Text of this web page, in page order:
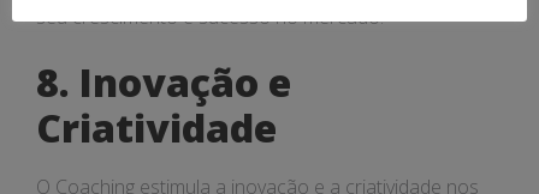
seu crescimento e sucesso no mercado.
8. Inovação e
Criatividade
O Coaching estimula a inovação e a criatividade nos